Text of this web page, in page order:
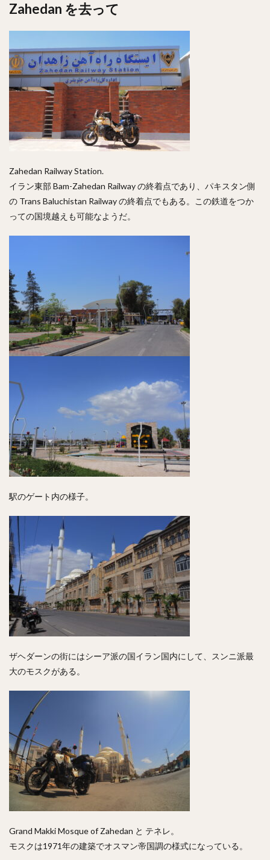
Zahedan を去って
Zahedan Railway Station.
イラン東部 Bam-Zahedan Railway の終着点であり、パキスタン側
の Trans Baluchistan Railway の終着点でもある。この鉄道をつか
っての国境越えも可能なようだ。
駅のゲート内の様子。
ザヘダーンの街にはシーア派の国イラン国内にして、スンニ派最
大のモスクがある。
Grand Makki Mosque of Zahedan と テネレ。
モスクは1971年の建築でオスマン帝国調の様式になっている。